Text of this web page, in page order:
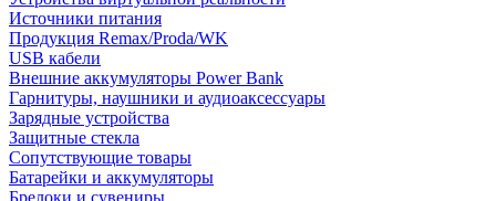
Источники питания
Продукция Remax/Proda/WK
USB кабели
Внешние аккумуляторы Power Bank
Гарнитуры, наушники и аудиоаксессуары
Зарядные устройства
Защитные стекла
Сопутствующие товары
Батарейки и аккумуляторы
Брелоки и сувениры